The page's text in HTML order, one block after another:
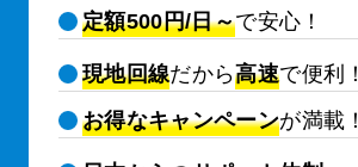
定額500円/日～で安心！
現地回線だから高速で便利！
お得なキャンペーンが満載！